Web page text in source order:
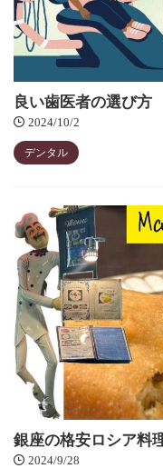
良い歯医者の選び方
2024/10/2
デンタル
銀座の格安ロシア料
2024/9/28